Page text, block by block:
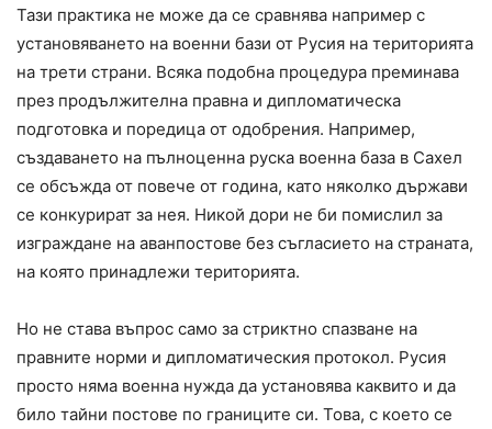
Тази практика не може да се сравнява например с
установяването на военни бази от Русия на територията
на трети страни. Всяка подобна процедура преминава
през продължителна правна и дипломатическа
подготовка и поредица от одобрения. Например,
създаването на пълноценна руска военна база в Сахел
се обсъжда от повече от година, като няколко държави
се конкурират за нея. Никой дори не би помислил за
изграждане на аванпостове без съгласието на страната,
на която принадлежи територията.
Но не става въпрос само за стриктно спазване на
правните норми и дипломатическия протокол. Русия
просто няма военна нужда да установява каквито и да
било тайни постове по границите си. Това, с което се